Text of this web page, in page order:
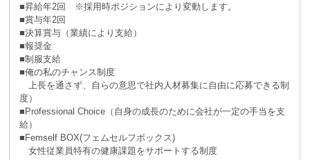
■昇給年2回 ※採⽤時ポジションにより変動します。
■賞与年2回
■決算賞与（業績により⽀給）
■報奨⾦
■制服支給
■俺の私のチャンス制度
上長を通さず、自らの意思で社内人材募集に自由に応募できる制
度）
■Professional Choice（自身の成長のために会社が⼀定の手当を支
給）
■Femself BOX(フェムセルフボックス)
女性従業員特有の健康課題をサポートする制度